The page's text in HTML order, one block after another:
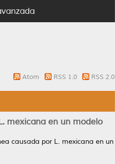
Atom RSS 1.0 RSS 2.0
mexicana en un modelo
causada por L. mexicana en un